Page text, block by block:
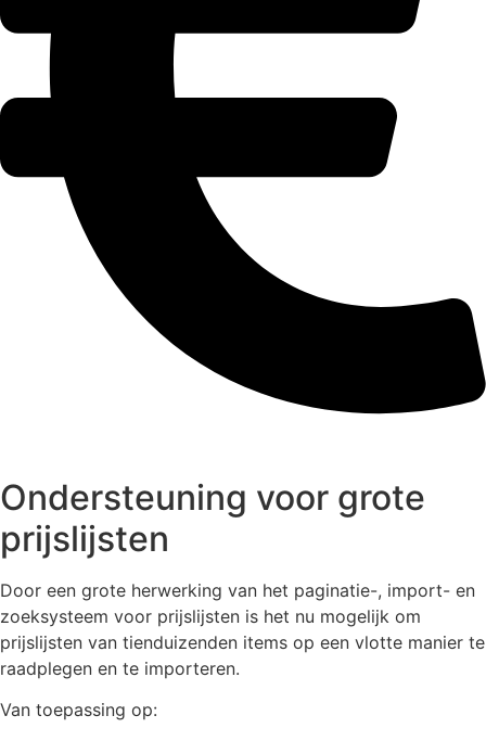
Ondersteuning voor grote
prijslijsten
Door een grote herwerking van het paginatie-, import- en
zoeksysteem voor prijslijsten is het nu mogelijk om
prijslijsten van tienduizenden items op een vlotte manier te
raadplegen en te importeren.
Van toepassing op: